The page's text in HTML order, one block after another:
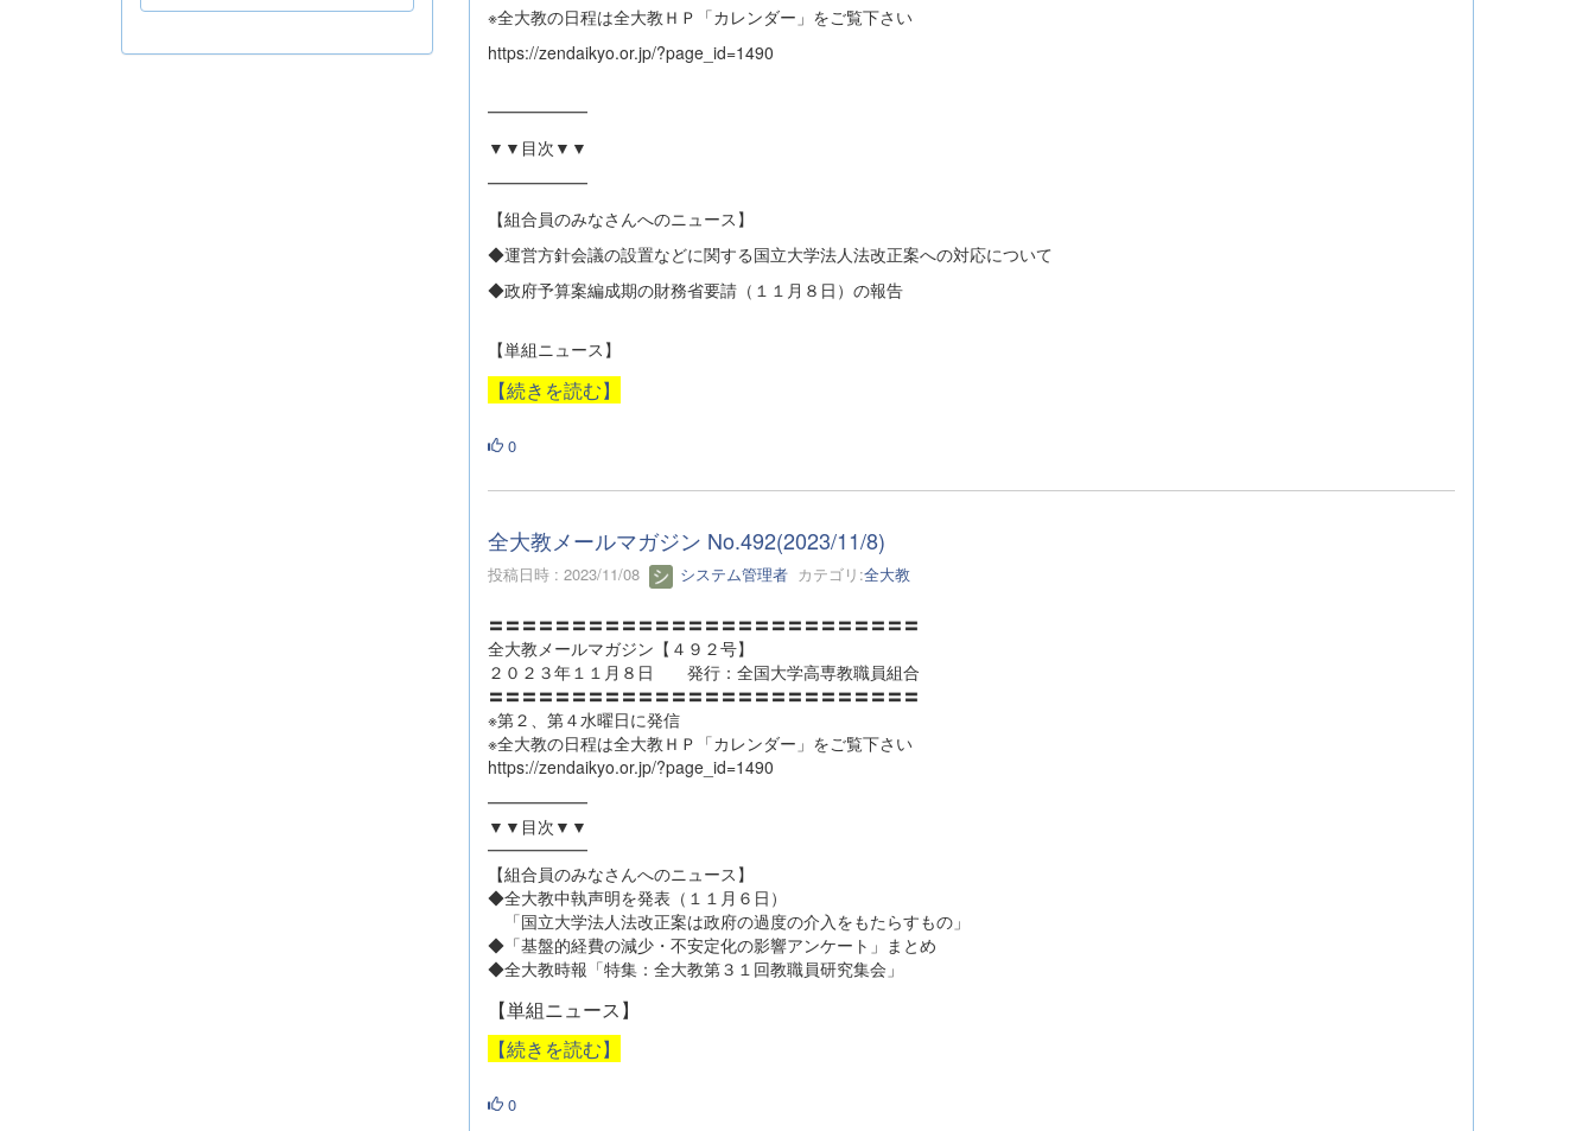
※全大教の日程は全大教ＨＰ「カレンダー」をご覧下さい
https://zendaikyo.or.jp/?page_id=1490
━━━━━━
▼▼目次▼▼
━━━━━━
【組合員のみなさんへのニュース】
◆運営方針会議の設置などに関する国立大学法人法改正案への対応について
◆政府予算案編成期の財務省要請（１１月８日）の報告
【単組ニュース】
【続きを読む】
0
全大教メールマガジン No.492(2023/11/8)
投稿日時 : 2023/11/08 システム管理者カテゴリ:全大教
〓〓〓〓〓〓〓〓〓〓〓〓〓〓〓〓〓〓〓〓〓〓〓〓〓〓
全大教メールマガジン【４９２号】
２０２３年１１月８日 発行：全国大学高専教職員組合
〓〓〓〓〓〓〓〓〓〓〓〓〓〓〓〓〓〓〓〓〓〓〓〓〓〓
※第２、第４水曜日に発信
※全大教の日程は全大教ＨＰ「カレンダー」をご覧下さい
https://zendaikyo.or.jp/?page_id=1490
━━━━━━
▼▼目次▼▼
━━━━━━
【組合員のみなさんへのニュース】
◆全大教中執声明を発表（１１月６日）
「国立大学法人法改正案は政府の過度の介入をもたらすもの」
◆「基盤的経費の減少・不安定化の影響アンケート」まとめ
◆全大教時報「特集：全大教第３１回教職員研究集会」
【単組ニュース】
【続きを読む】
0